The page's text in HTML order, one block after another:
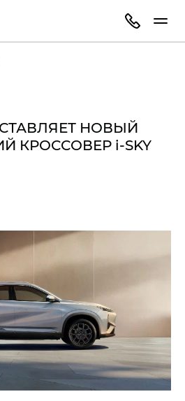
НОВЫЙ
КРОССОВЕР i‑SKY